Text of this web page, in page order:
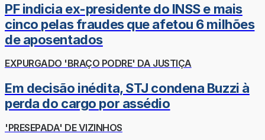
PF indicia ex-presidente do INSS e mais
cinco pelas fraudes que afetou 6 milhões
de aposentados
EXPURGADO 'BRAÇO PODRE' DA JUSTIÇA
Em decisão inédita, STJ condena Buzzi à
perda do cargo por assédio
'PRESEPADA' DE VIZINHOS